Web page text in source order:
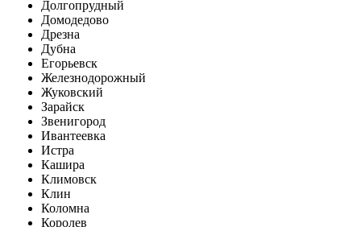
Долгопрудный
Домодедово
Дрезна
Дубна
Егорьевск
Железнодорожный
Жуковский
Зарайск
Звенигород
Ивантеевка
Истра
Кашира
Климовск
Клин
Коломна
Королев